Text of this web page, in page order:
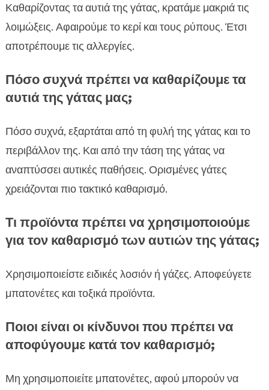
Καθαρίζοντας τα αυτιά της γάτας, κρατάμε μακριά τις
λοιμώξεις. Αφαιρούμε το κερί και τους ρύπους. Έτσι
αποτρέπουμε τις αλλεργίες.
Πόσο συχνά πρέπει να καθαρίζουμε τα
αυτιά της γάτας μας;
Πόσο συχνά, εξαρτάται από τη φυλή της γάτας και το
περιβάλλον της. Και από την τάση της γάτας να
αναπτύσσει αυτικές παθήσεις. Ορισμένες γάτες
χρειάζονται πιο τακτικό καθαρισμό.
Τι προϊόντα πρέπει να χρησιμοποιούμε
για τον καθαρισμό των αυτιών της γάτας;
Χρησιμοποιείστε ειδικές λοσιόν ή γάζες. Αποφεύγετε
μπατονέτες και τοξικά προϊόντα.
Ποιοι είναι οι κίνδυνοι που πρέπει να
αποφύγουμε κατά τον καθαρισμό;
Μη χρησιμοποιείτε μπατονέτες, αφού μπορούν να